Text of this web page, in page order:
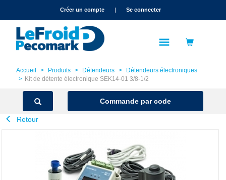
text.skipToNavigationCréer un compte | Se connecter
Accueil Produits Détendeurs
Détendeurs électroniques
Kit de détente électronique SEK14-01 3/8-1/2
Commande par code
Retour